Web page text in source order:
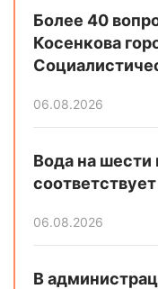
Более 40
Косенкова
06.08.2026
Вода на шести
06.08.2026
В